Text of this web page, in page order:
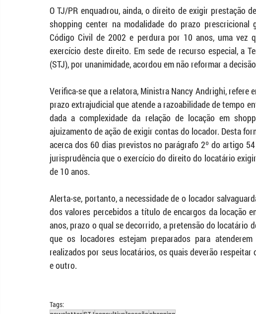
O TJ/PR enquadrou, ainda, o direito de exigir prestação
shopping center na modalidade do prazo
Código Civil de 2002 e perdura por 10 anos, uma vez
exercício deste direito. Em sede de recurso especial, a
(STJ), por unanimidade, acordou em não reformar a
Verifica-se que a relatora, Ministra Nancy Andrighi, refere
prazo extrajudicial que atende a razoabilidade de tempo
dada a complexidade da relação de locação em
ajuizamento de ação de exigir contas do locador. Desta
acerca dos 60 dias previstos no parágrafo 2º do artigo
jurisprudência que o exercício do direito do locatário
de 10 anos.
Alerta-se, portanto, a necessidade de o locador
dos valores percebidos a título de encargos da locação
anos, prazo o qual se decorrido, a pretensão do locatário
que os locadores estejam preparados para
realizados por seus locatários, os quais deverão
e outro.
Tags: